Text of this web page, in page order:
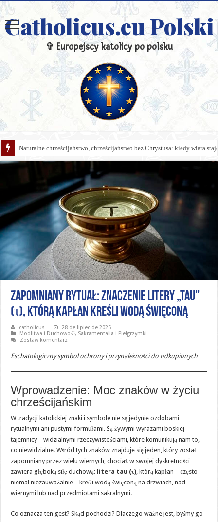
Catholicus.eu Polski
✞ Europejscy katolicy po polsku
Naturalne chrześcijaństwo, chrześcijaństwo bez Chrystusa: kiedy wiara
Zapomniany rytuał: Znaczenie litery „tau”
(τ), którą kapłan kreśli wodą święconą
catholicus
28 de lipiec de 2025
Modlitwa i Duchowość, Sakramentalia i Pielgrzymki
Zostaw komentarz
Eschatologiczny symbol ochrony i przynależności do odkupionych
Wprowadzenie: Moc znaków w życiu
chrześcijańskim
W tradycji katolickiej znaki i symbole nie są jedynie ozdobami
rytualnymi ani pustymi formułami. Są żywymi wyrazami boskiej
tajemnicy – widzialnymi rzeczywistościami, które komunikują nam to,
co niewidzialne. Wśród tych znaków znajduje się jeden, który został
zapomniany przez wielu wiernych, chociaż w swojej dyskretności
zawiera głęboką siłę duchową: litera tau (τ), którą kapłan – często
niemal niezauważalnie – kreśli wodą święconą na drzwiach, nad
wiernymi lub nad przedmiotami sakralnymi.
Co oznacza ten gest? Skąd pochodzi? Dlaczego ważne jest, byśmy go